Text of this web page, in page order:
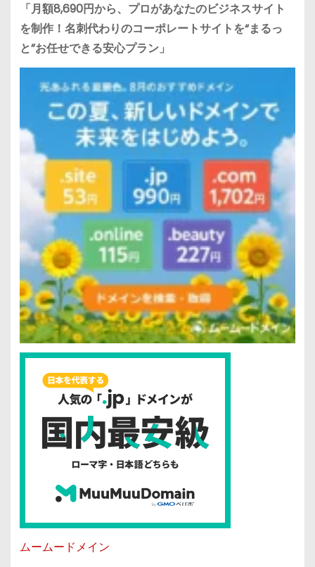
「月額8,690円から、プロがあなたのビジネスサイト
を制作！名刺代わりのコーポレートサイトを“まるっ
と”お任せできる安心プラン」
ムームードメイン